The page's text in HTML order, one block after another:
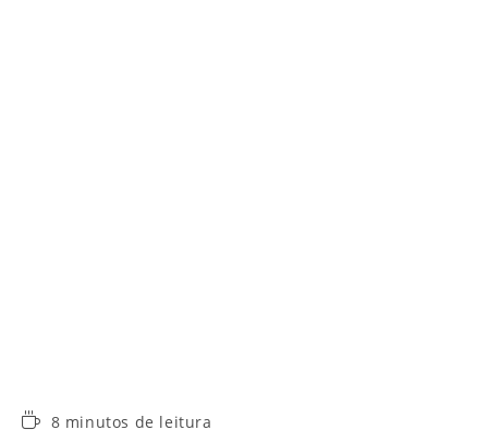
Tempo8 minutos de leitura